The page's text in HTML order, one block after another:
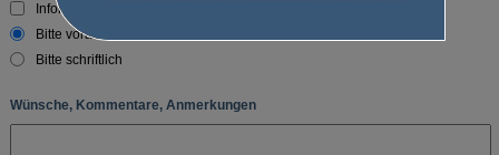
Information und Beratung
Bitte vorab Anruf
Bitte schriftlich
Wünsche, Kommentare, Anmerkungen